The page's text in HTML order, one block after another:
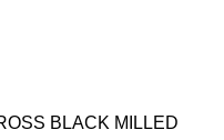
BLACK MILLED